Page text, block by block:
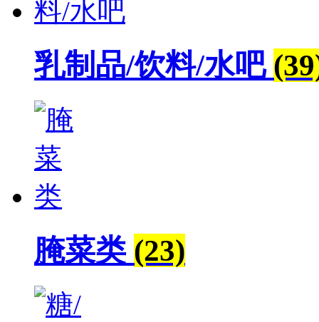
乳制品/饮料/水吧
腌菜类 (23)